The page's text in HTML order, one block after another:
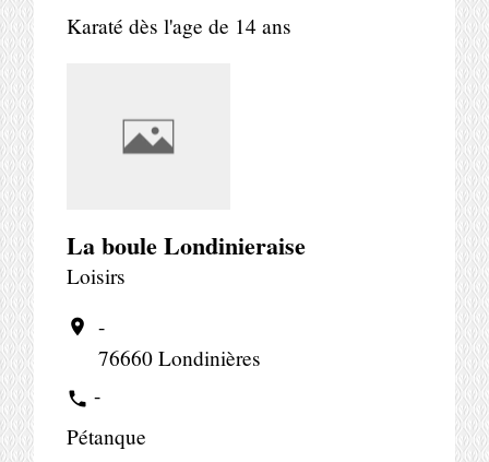
Karaté dès l'age de 14 ans
La boule Londinieraise
Loisirs
location_on
-
76660 Londinières
phone -
Pétanque